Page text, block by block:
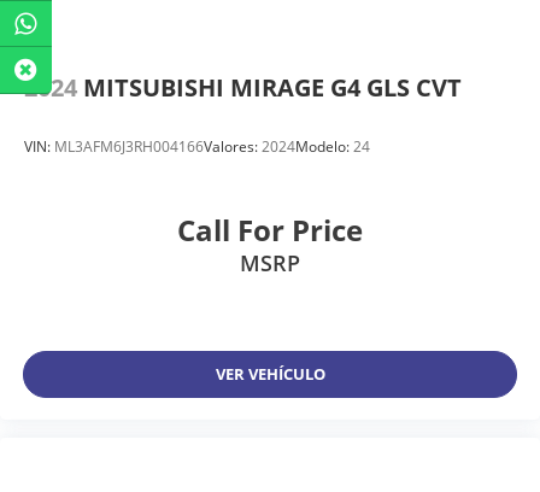
2024 MITSUBISHI MIRAGE G4 GLS CVT
VIN: ML3AFM6J3RH004166Valores:2024Modelo:24
Call For Price
MSRP
VER VEHÍCULO